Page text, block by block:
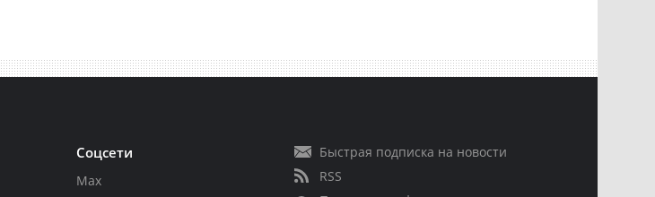
Соцсети
Max
Быстрая подписка на новости
RSS